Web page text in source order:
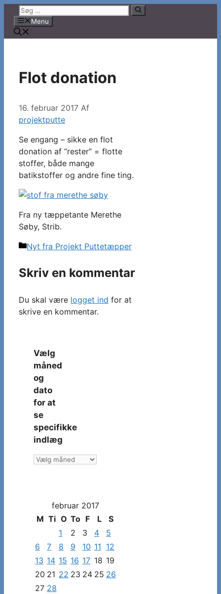
indhold
Søg
efter:Menu
Flot donation
16. februar 2017 Af
projektputte
Se engang – sikke en flot
donation af “rester” = flotte
stoffer, både mange
batikstoffer og andre fine ting.
Fra ny tæppetante Merethe
Søby, Strib.
Kategorier
Nyt fra Projekt Puttetæpper
Skriv en kommentar
Du skal være logget ind for at
skrive en kommentar.
Vælg
måned
og
dato
for at
se
specifikke
indlæg
Vælg
at
specifikke
indlæg
februar 2017
M Ti O To F L
S
1
2 3 4
5
6
7 8 9 10 11 12
13 14 15 16 17 18 19
20 21 22 23 24 25 26
27 28